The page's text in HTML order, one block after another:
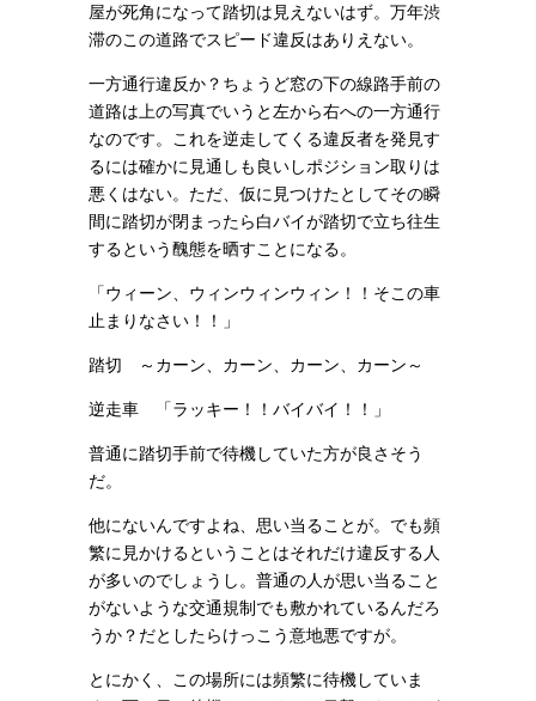
屋が死角になって踏切は見えないはず。万年渋
滞のこの道路でスピード違反はありえない。
一方通行違反か？ちょうど窓の下の線路手前の
道路は上の写真でいうと左から右への一方通行
なのです。これを逆走してくる違反者を発見す
るには確かに見通しも良いしポジション取りは
悪くはない。ただ、仮に見つけたとしてその瞬
間に踏切が閉まったら白バイが踏切で立ち往生
するという醜態を晒すことになる。
「ウィーン、ウィンウィンウィン！！そこの車
止まりなさい！！」
踏切 ～カーン、カーン、カーン、カーン～
逆走車 「ラッキー！！バイバイ！！」
普通に踏切手前で待機していた方が良さそう
だ。
他にないんですよね、思い当ることが。でも頻
繁に見かけるということはそれだけ違反する人
が多いのでしょうし。普通の人が思い当ること
がないような交通規制でも敷かれているんだろ
うか？だとしたらけっこう意地悪ですが。
とにかく、この場所には頻繁に待機していま